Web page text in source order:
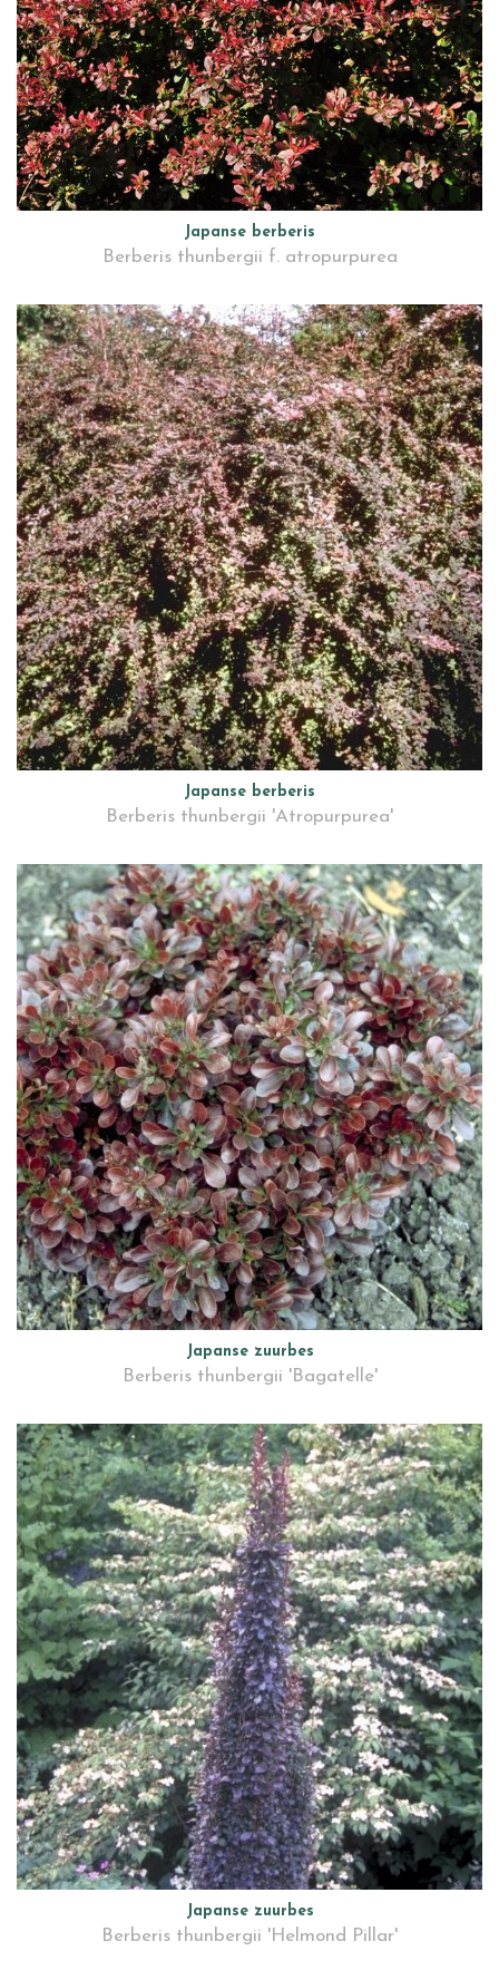
Japanse berberis
Berberis thunbergii f. atropurpurea
Japanse berberis
Berberis thunbergii 'Atropurpurea'
Japanse zuurbes
Berberis thunbergii 'Bagatelle'
Japanse zuurbes
Berberis thunbergii 'Helmond Pillar'